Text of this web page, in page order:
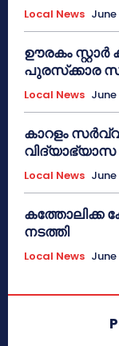
Local News
ഊരകം
പുരസ്‌ക്കാര
Local News
കാറളം
Local News
നടത്തി
Local News